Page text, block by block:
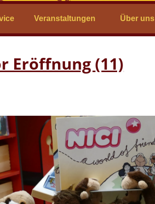
Veranstaltungen Über uns
Eröffnung (11)